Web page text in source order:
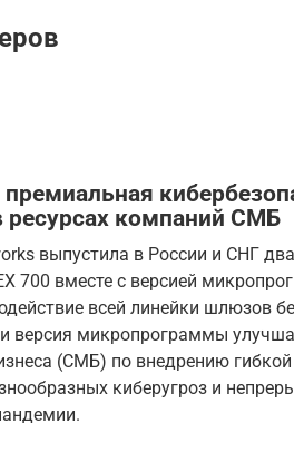
премиальная
ресурсах компаний СМБ
выпустила в России и СНГ
700 вместе с версией
всей линейки шлюзов
версия микропрограммы
(СМБ) по внедрению
киберугроз и